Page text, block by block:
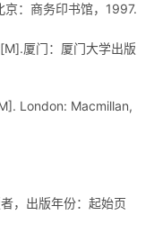
：商务印书馆，1997.
厦门：厦门大学出版
London: Macmillan,
，出版年份：起始页